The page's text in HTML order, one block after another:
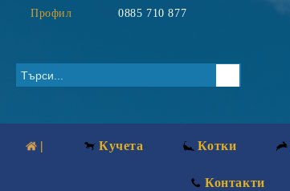
Профил 0885 710 877
| Кучета Котки
Контакти